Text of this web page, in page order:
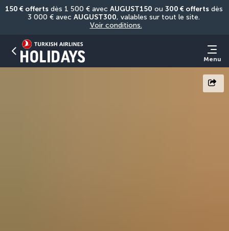
150 € offerts dès 1 500 € avec AUGUST150 ou 300 € offerts dès
3 000 € avec AUGUST300
Voir conditions.
Menu